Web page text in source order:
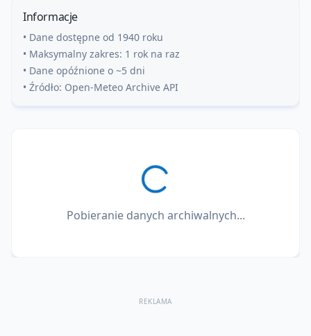
Informacje
• Dane dostępne od 1940 roku
• Maksymalny zakres: 1 rok na raz
• Dane opóźnione o ~5 dni
• Źródło: Open-Meteo Archive API
Pobieranie danych archiwalnych...
REKLAMA